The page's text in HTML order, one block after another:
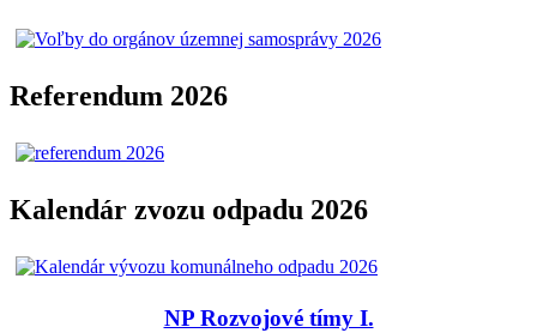
Referendum 2026
Kalendár zvozu odpadu 2026
NP Rozvojové tímy I.